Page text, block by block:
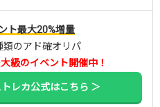
ト最大20%増量
類のアド確オリパ
級のイベント開催中！
レカ公式はこちら ＞